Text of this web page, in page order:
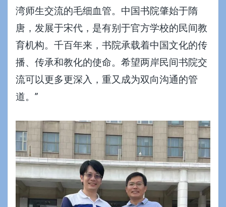
湾师生交流的毛细血管。中国书院肇始于隋
唐，发展于宋代，是有别于官方学校的民间教
育机构。千百年来，书院承载着中国文化的传
播、传承和教化的使命。希望两岸民间书院交
流可以更多更深入，重又成为双向沟通的管
道。”